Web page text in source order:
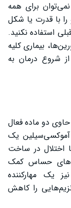
کنند؟
برای همه
را با قدرت یا شکل
استفاده نکنید.
بیماری کلیه
شروع درمان به
دو ماده فعال
آموکسی‌سیلین یک
اختلال در ساخت
حساس کمک
یک مهارکننده
را کاهش